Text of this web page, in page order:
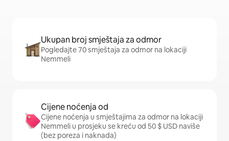
Ukupan broj smještaja za odmor
Pogledajte 70 smještaja za odmor na lokaciji
Nemmeli
Cijene noćenja od
Cijene noćenja u smještajima za odmor na lokaciji
Nemmeli u prosjeku se kreću od 50 $ USD naviše
(bez poreza i naknada)